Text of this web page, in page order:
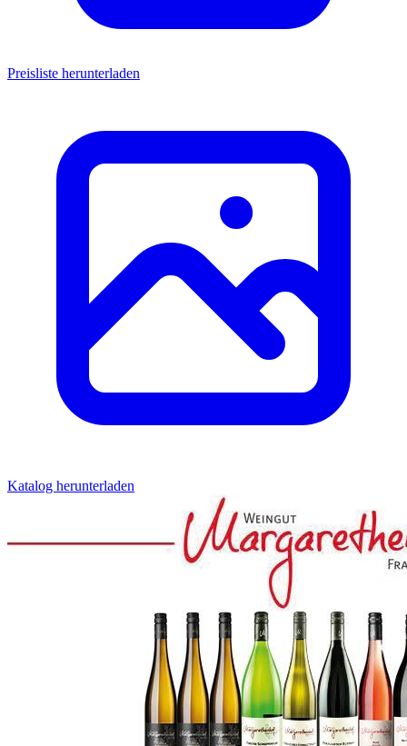
Preisliste herunterladen
Katalog herunterladen